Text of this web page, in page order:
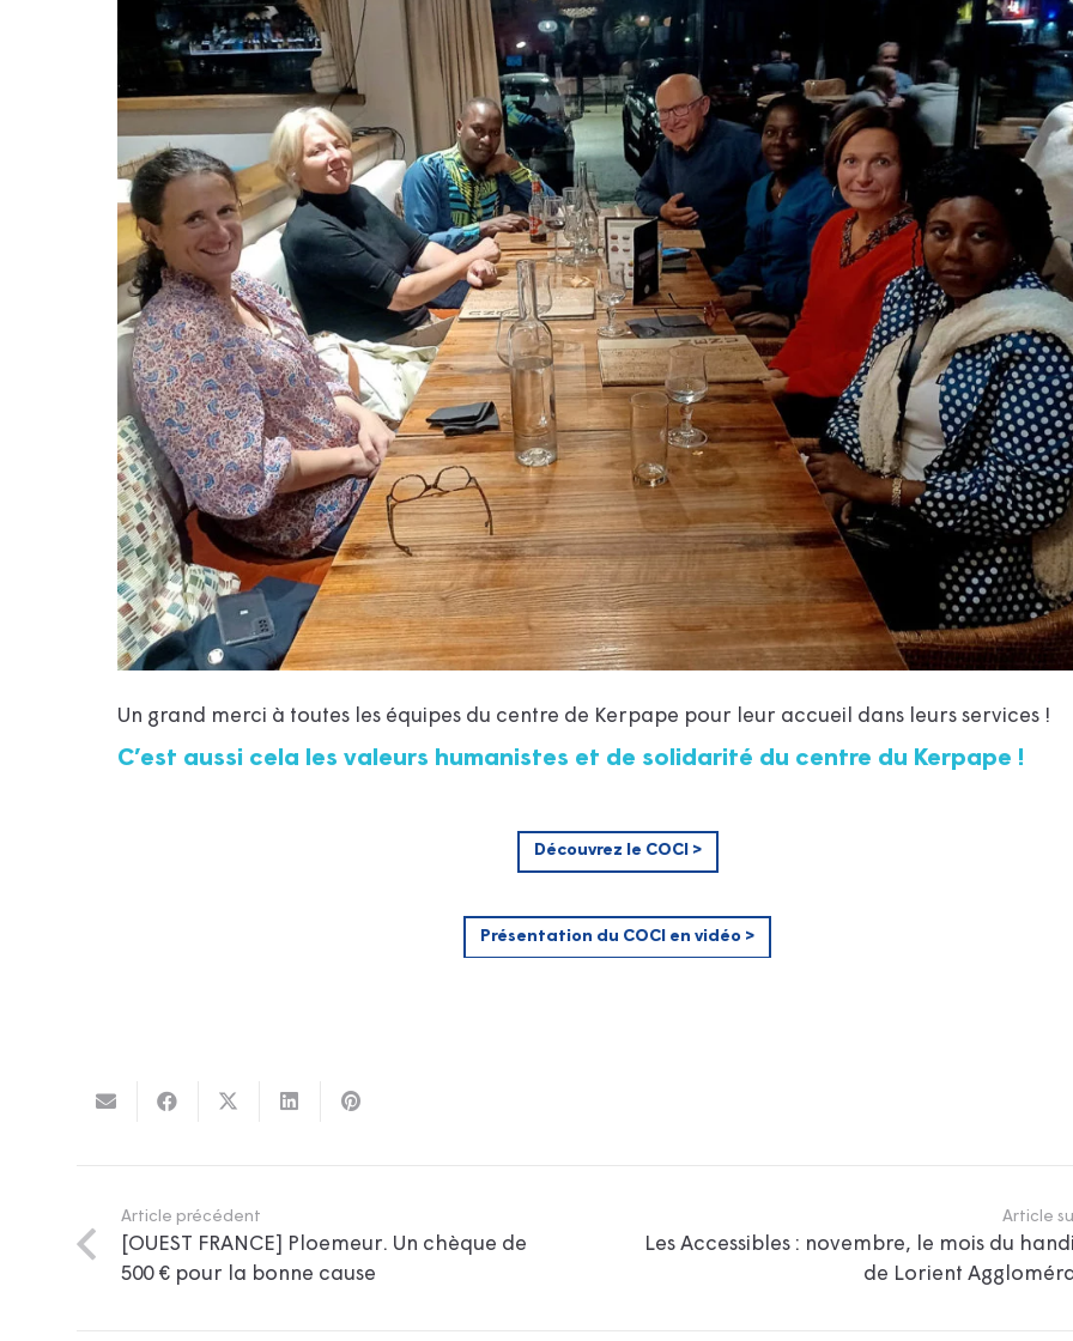
Un grand merci à toutes les équipes du centre de Kerpape pour leur accueil dans leurs services !
C’est aussi cela les valeurs humanistes et de solidarité du centre du Kerpape !
Découvrez le COCI >
Présentation du COCI en vidéo >
Article précédent
[OUEST FRANCE] Ploemeur. Un chèque de
500 € pour la bonne cause
Article
Les Accessibles : novembre, le mois du
de Lorient